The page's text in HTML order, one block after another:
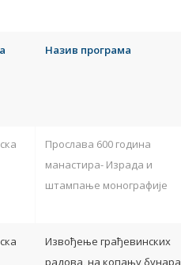
Назив програма
Прослава 600 година
манастира- Израда и
штампање монографије
Извођење грађевинских
радова, на копању бунара